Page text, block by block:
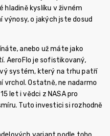
hladině kyslíku v živném
o jakých jste dosud
anebo už máte jako
AeroFlo je sofistikovaný,
systém, který na trhu patří
vrchol. Ostatně, ne nadarmo
let i vědci z NASA pro
Tuto investici si rozhodně